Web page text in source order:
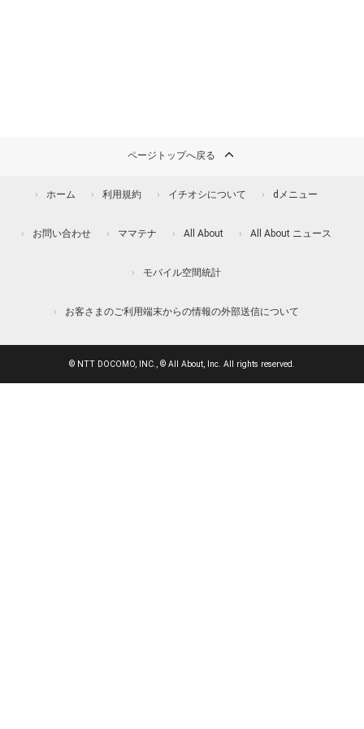
ページトップへ戻る
ホーム 利用規約 イチオシについて dメニュー
お問い合わせ ママテナ All About All About ニュース
モバイル空間統計
お客さまのご利用端末からの情報の外部送信について
© NTT DOCOMO, INC., © All About, Inc. All rights reserved.